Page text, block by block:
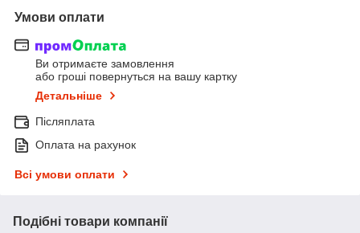
Умови оплати
Ви отримаєте замовлення
або гроші повернуться на вашу картку
Детальніше
Післяплата
Оплата на рахунок
Всі умови оплати
Подібні товари компанії